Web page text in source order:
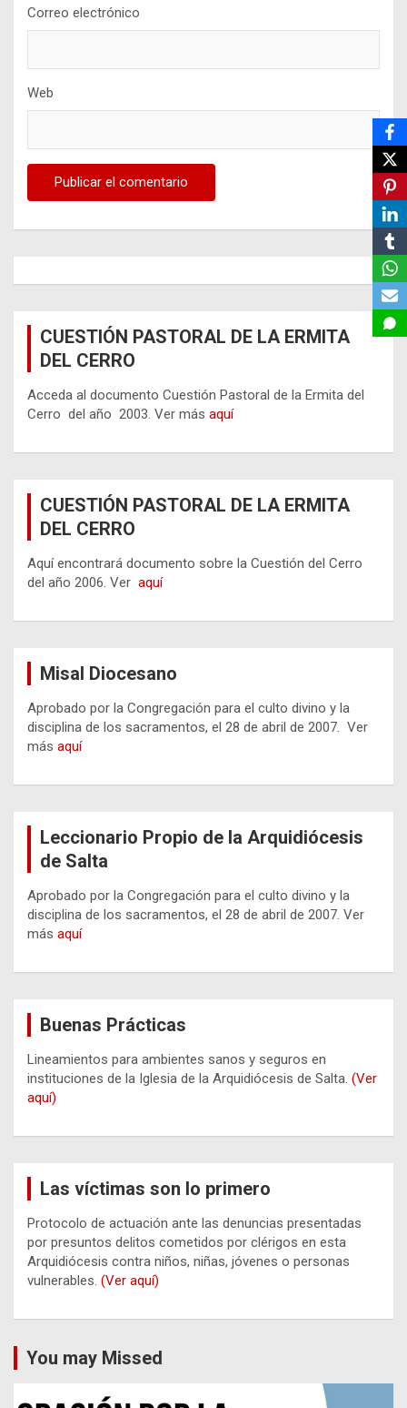
Correo electrónico
Web
CUESTIÓN PASTORAL DE LA ERMITA
DEL CERRO
Acceda al documento Cuestión Pastoral de la Ermita del
Cerro del año 2003. Ver más aquí
CUESTIÓN PASTORAL DE LA ERMITA
DEL CERRO
Aquí encontrará documento sobre la Cuestión del Cerro
del año 2006. Ver aquí
Misal Diocesano
Aprobado por la Congregación para el culto divino y la
disciplina de los sacramentos, el 28 de abril de 2007. Ver
más aquí
Leccionario Propio de la Arquidiócesis
de Salta
Aprobado por la Congregación para el culto divino y la
disciplina de los sacramentos, el 28 de abril de 2007. Ver
más aquí
Buenas Prácticas
Lineamientos para ambientes sanos y seguros en
instituciones de la Iglesia de la Arquidiócesis de Salta. (Ver
aquí)
Las víctimas son lo primero
Protocolo de actuación ante las denuncias presentadas
por presuntos delitos cometidos por clérigos en esta
Arquidiócesis contra niños, niñas, jóvenes o personas
vulnerables. (Ver aquí)
You may Missed